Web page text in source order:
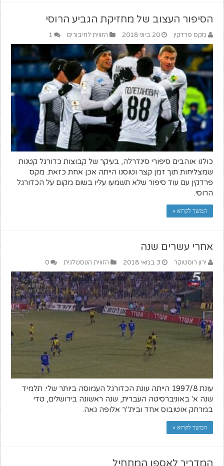
הסיפור העצוב של מחזיקת הגביע הרוסי
מקס פרדקין 20 ביוני 2018 הזווית לחיבורים 1
כולנו אוהבים סיפורי סינדרלה, בעיקר של קבוצות כדורגל קטנות
שמצליחות תוך זמן קצר וטוסנו הייתה אכן אחת כזאת. מקס
פרדקין עם עוד סיפור שלא תשמעו עליו בשום מקום על הכדורגל
הרוסי.
המשך לקרוא »
אחרי עשרים שנה
ירון רוסטוקר 3 במאי 2018 הזווית הנוסטלגית 0
עונת 1997/8 הייתה עונת הכדורגל העמוסה ביותר שלי. תלמיד
שנה א' באוניברסיטה העברית, שנה ראשונה בירושלים, טדי
במרחק אוטובוס אחד ובית"ר אלופה גאה.
המשך לקרוא »